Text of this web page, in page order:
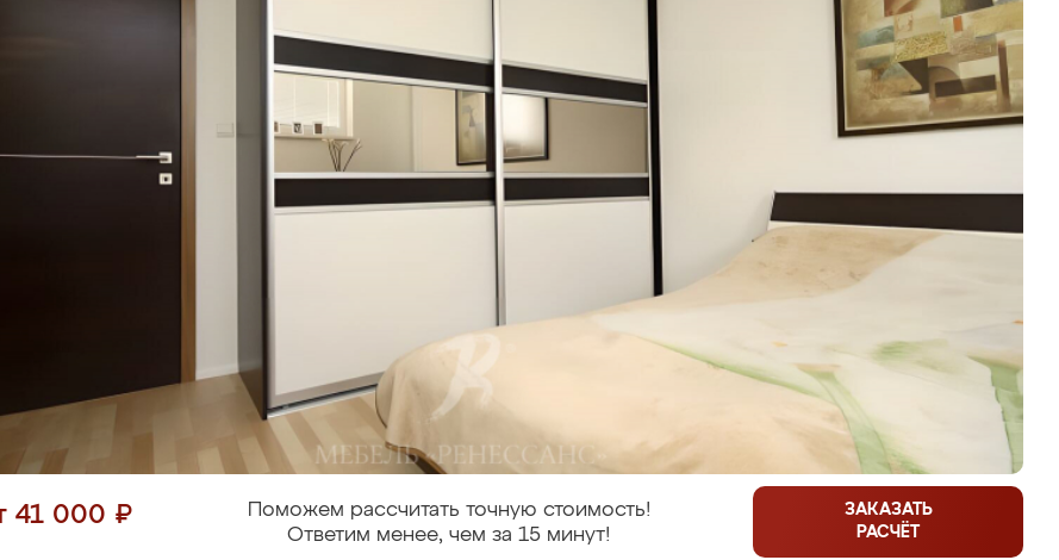
41 000 ₽
Поможем рассчитать точную стоимость!
Ответим менее, чем за 15 минут!
ЗАКАЗАТЬ
РАСЧЁТ